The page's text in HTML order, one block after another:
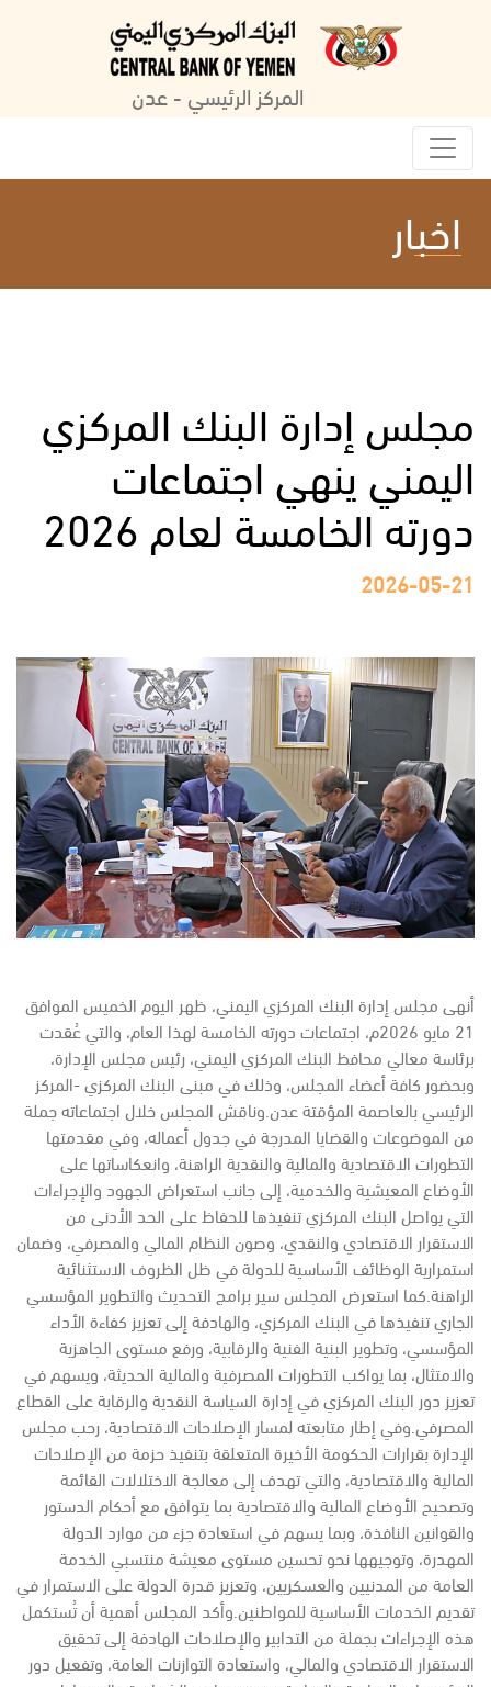
المركز الرئيسي - عدن
اخبار
مجلس إدارة البنك المركزي
اليمني ينهي اجتماعات
دورته الخامسة لعام 2026
2026-05-21
أنهى مجلس إدارة البنك المركزي اليمني، ظهر اليوم الخميس الموافق
21 مايو 2026م، اجتماعات دورته الخامسة لهذا العام، والتي عُقدت
برئاسة معالي محافظ البنك المركزي اليمني، رئيس مجلس الإدارة،
وبحضور كافة أعضاء المجلس، وذلك في مبنى البنك المركزي -المركز
الرئيسي بالعاصمة المؤقتة عدن.وناقش المجلس خلال اجتماعاته جملة
من الموضوعات والقضايا المدرجة في جدول أعماله، وفي مقدمتها
التطورات الاقتصادية والمالية والنقدية الراهنة، وانعكاساتها على
الأوضاع المعيشية والخدمية، إلى جانب استعراض الجهود والإجراءات
التي يواصل البنك المركزي تنفيذها للحفاظ على الحد الأدنى من
الاستقرار الاقتصادي والنقدي، وصون النظام المالي والمصرفي، وضمان
استمرارية الوظائف الأساسية للدولة في ظل الظروف الاستثنائية
الراهنة.كما استعرض المجلس سير برامج التحديث والتطوير المؤسسي
الجاري تنفيذها في البنك المركزي، والهادفة إلى تعزيز كفاءة الأداء
المؤسسي، وتطوير البنية الفنية والرقابية، ورفع مستوى الجاهزية
والامتثال، بما يواكب التطورات المصرفية والمالية الحديثة، ويسهم في
تعزيز دور البنك المركزي في إدارة السياسة النقدية والرقابة على القطاع
المصرفي.وفي إطار متابعته لمسار الإصلاحات الاقتصادية، رحب مجلس
الإدارة بقرارات الحكومة الأخيرة المتعلقة بتنفيذ حزمة من الإصلاحات
المالية والاقتصادية، والتي تهدف إلى معالجة الاختلالات القائمة
وتصحيح الأوضاع المالية والاقتصادية بما يتوافق مع أحكام الدستور
والقوانين النافذة، وبما يسهم في استعادة جزء من موارد الدولة
المهدرة، وتوجيهها نحو تحسين مستوى معيشة منتسبي الخدمة
العامة من المدنيين والعسكريين، وتعزيز قدرة الدولة على الاستمرار في
تقديم الخدمات الأساسية للمواطنين.وأكد المجلس أهمية أن تُستكمل
هذه الإجراءات بجملة من التدابير والإصلاحات الهادفة إلى تحقيق
الاستقرار الاقتصادي والمالي، واستعادة التوازنات العامة، وتفعيل دور